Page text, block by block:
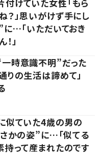
けていた女性「もら
？」思いがけず手にし
…「いただいておき
」
時意識不明”だった
りの生活は諦めて」
似ていた4歳の男の
かの姿”に…「似てる
持って産まれたのです